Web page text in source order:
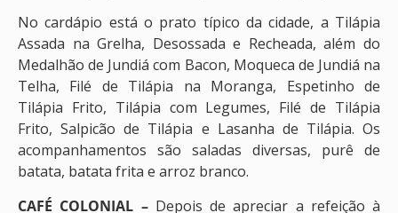
No cardápio está o prato típico da cidade, a Tilápia
Assada na Grelha, Desossada e Recheada, além do
Medalhão de Jundiá com Bacon, Moqueca de Jundiá na
Telha, Filé de Tilápia na Moranga, Espetinho de
Tilápia Frito, Tilápia com Legumes, Filé de Tilápia
Frito, Salpicão de Tilápia e Lasanha de Tilápia. Os
acompanhamentos são saladas diversas, purê de
batata, batata frita e arroz branco.
CAFÉ COLONIAL –Depois de apreciar a refeição à